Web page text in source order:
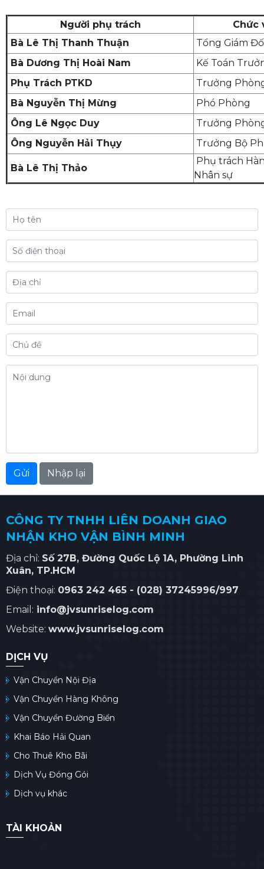
Người phụ trách
Chức
Bà Lê Thị Thanh Thuận
Tổng Giám
Bà Dương Thị Hoài Nam
Kế Toán
Phụ Trách PTKD
Trưởng
Bà Nguyễn Thị Mừng
Phó Phòng
Ông Lê Ngọc Duy
Trưởng
Ông Nguyễn Hải Thụy
Trưởng Bộ
Bà Lê Thị Thảo
Phụ trách
Nhân sự
CÔNG TY TNHH LIÊN DOANH GIAO
NHẬN KHO VẬN BÌNH MINH
Địa chỉ: Số 27B, Đường Quốc Lộ 1A, Phường Linh
Xuân, TP.HCM
Điện thoại: 0963 242 465 - (028) 37245996/997
Email: info@jvsunriselog.com
Website: www.jvsunriselog.com
DỊCH VỤ
Vận Chuyển Nội Địa
Vận Chuyển Hàng Không
Vận Chuyển Đường Biển
Khai Báo Hải Quan
Cho Thuê Kho Bãi
Dịch Vụ Đóng Gói
Dịch vụ khác
TÀI KHOẢN